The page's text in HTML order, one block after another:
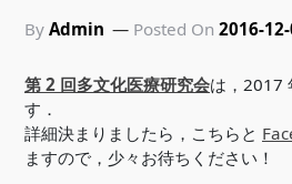
By Admin Posted On 2016-
第 2 回多文化医療研究会は，2017
す．
詳細決まりましたら，こちらと
ますので，少々お待ちください！